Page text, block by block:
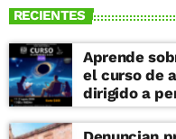
RECIENTES
Aprende
el curso de
dirigido a
en el
agosto de 17 a 19